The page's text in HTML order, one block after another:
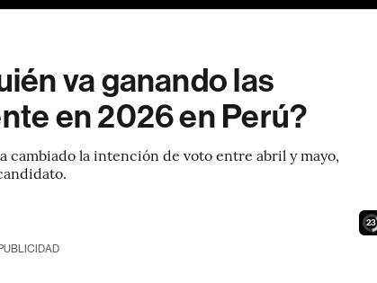
va ganando las
en 2026 en Perú?
cambiado la intención de voto entre abril y mayo,
21
PUBLICIDAD